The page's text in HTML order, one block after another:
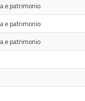
e patrimonio
e patrimonio
e patrimonio